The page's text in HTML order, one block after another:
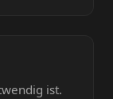
ist.